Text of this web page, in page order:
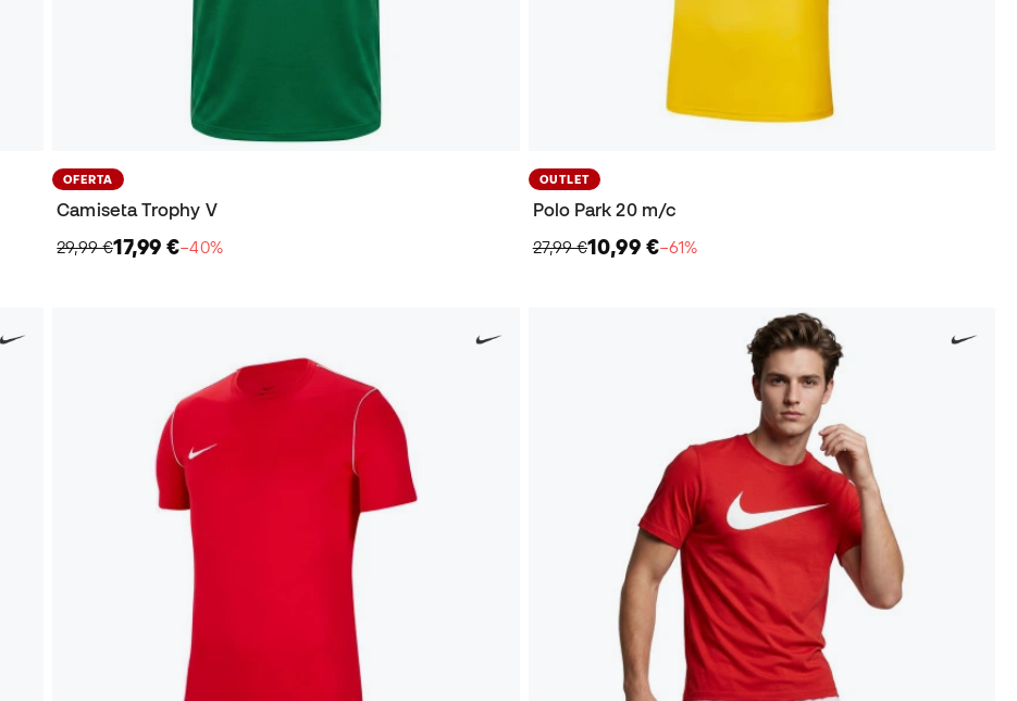
OFERTA
Camiseta Trophy V
29,99 €17,99 €−40%
OUTLET
Polo Park 20 m/c
27,99 €10,99 €−61%